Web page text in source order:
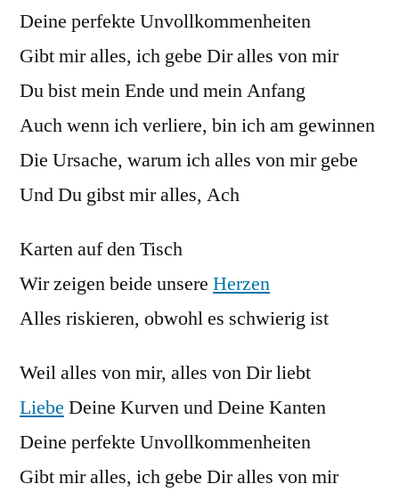
Deine perfekte Unvollkommenheiten
Gibt mir alles, ich gebe Dir alles von mir
Du bist mein Ende und mein Anfang
Auch wenn ich verliere, bin ich am gewinnen
Die Ursache, warum ich alles von mir gebe
Und Du gibst mir alles, Ach
Karten auf den Tisch
Wir zeigen beide unsere Herzen
Alles riskieren, obwohl es schwierig ist
Weil alles von mir, alles von Dir liebt
Liebe Deine Kurven und Deine Kanten
Deine perfekte Unvollkommenheiten
Gibt mir alles, ich gebe Dir alles von mir